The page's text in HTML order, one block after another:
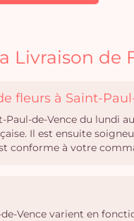
Livraison
fleurs à Saint-
Paul-de-Vence du
Il est ensuite
conforme à votre
Vence varient en